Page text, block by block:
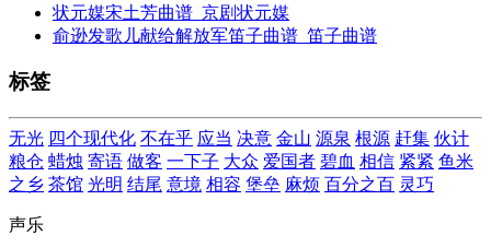
状元媒宋土芳曲谱_京剧状元媒
俞逊发歌儿献给解放军笛子曲谱_笛子曲谱
标签
无光 四个现代化 不在乎 应当 决意 金山 源泉 根源 赶集 伙计
粮仓 蜡烛 寄语 做客 一下子 大众 爱国者 碧血 相信 紧紧 鱼米
之乡 茶馆 光明 结尾 意境 相容 堡垒 麻烦 百分之百 灵巧
声乐